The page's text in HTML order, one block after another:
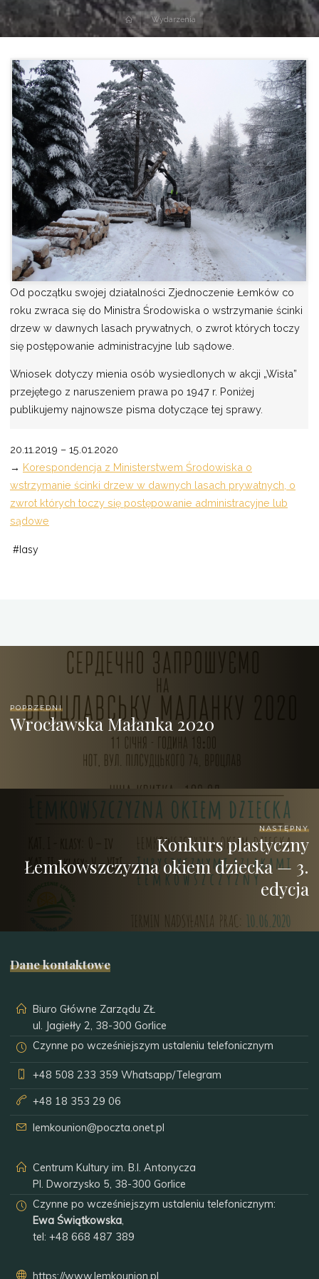
Strona
domowa
Wydarzenia
Od początku swojej działalności Zjednoczenie Łemków co
roku zwraca się do Ministra Środowiska o wstrzymanie ścinki
drzew w dawnych lasach prywatnych, o zwrot których toczy
się postępowanie administracyjne lub sądowe.
Wniosek dotyczy mienia osób wysiedlonych w akcji „Wisła”
przejętego z naruszeniem prawa po 1947 r. Poniżej
publikujemy najnowsze pisma dotyczące tej sprawy.
20.11.2019 – 15.01.2020
→ Korespondencja z Ministerstwem Środowiska o
wstrzymanie ścinki drzew w dawnych lasach prywatnych, o
zwrot których toczy się postępowanie administracyjne lub
sądowe
#lasy
POPRZEDNI
Wrocławska Małanka 2020
NASTĘPNY
Konkurs plastyczny
Łemkowszczyzna okiem dziecka — 3.
edycja
Dane kontaktowe
Biuro Główne Zarządu ZŁ
ul. Jagiełły 2, 38-300 Gorlice
Czynne po wcześniejszym ustaleniu telefonicznym
+48 508 233 359 Whatsapp/Telegram
+48 18 353 29 06
lemkounion@poczta.onet.pl
Centrum Kultury im. B.I. Antonycza
Pl. Dworzysko 5, 38-300 Gorlice
Czynne po wcześniejszym ustaleniu telefonicznym:
Ewa Świątkowska,
tel:+48 668 487 389